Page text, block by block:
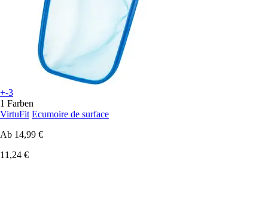
+-3
1 Farben
VirtuFit Ecumoire de surface
Ab 14,99 €
11,24 €